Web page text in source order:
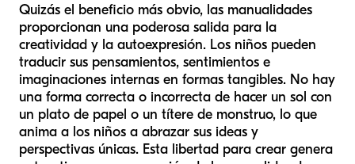
Quizás el beneficio más obvio, las manualidades
proporcionan una poderosa salida para la
creatividad y la autoexpresión. Los niños pueden
traducir sus pensamientos, sentimientos e
imaginaciones internas en formas tangibles. No hay
una forma correcta o incorrecta de hacer un sol con
un plato de papel o un títere de monstruo, lo que
anima a los niños a abrazar sus ideas y
perspectivas únicas. Esta libertad para crear genera